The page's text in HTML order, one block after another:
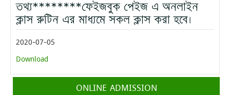
তথ্য********ফেইজবুক পেইজ এ অনলাইন
ক্লাস রুটিন এর মাধ্যমে সকল ক্লাস করা হবে।
2020-07-05
Download
ONLINE ADMISSION